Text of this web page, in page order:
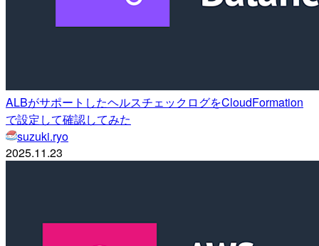
ALBがサポートしたヘルスチェックログをCloudFormation
で設定して確認してみた
suzuki.ryo
2025.11.23